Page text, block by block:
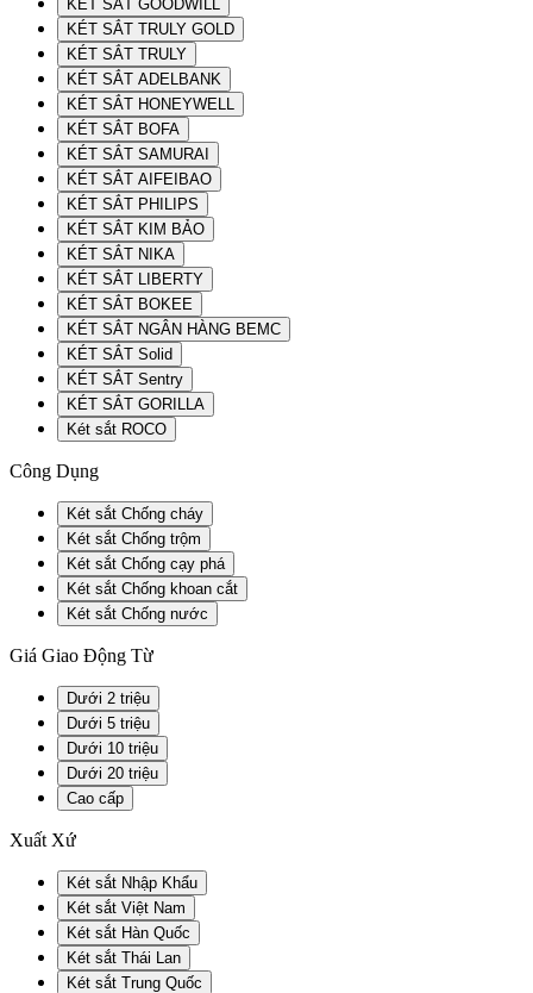
KÉT SẮT GOODWILL
KÉT SẮT TRULY GOLD
KÉT SẮT TRULY
KÉT SẮT ADELBANK
KÉT SẮT HONEYWELL
KÉT SẮT BOFA
KÉT SẮT SAMURAI
KÉT SẮT AIFEIBAO
KÉT SẮT PHILIPS
KÉT SẮT KIM BẢO
KÉT SẮT NIKA
KÉT SẮT LIBERTY
KÉT SẮT BOKEE
KÉT SẮT NGÂN HÀNG BEMC
KÉT SẮT Solid
KÉT SẮT Sentry
KÉT SẮT GORILLA
Két sắt ROCO
Công Dụng
Két sắt Chống cháy
Két sắt Chống trộm
Két sắt Chống cạy phá
Két sắt Chống khoan cắt
Két sắt Chống nước
Giá Giao Động Từ
Dưới 2 triệu
Dưới 5 triệu
Dưới 10 triệu
Dưới 20 triệu
Cao cấp
Xuất Xứ
Két sắt Nhập Khẩu
Két sắt Việt Nam
Két sắt Hàn Quốc
Két sắt Thái Lan
Két sắt Trung Quốc